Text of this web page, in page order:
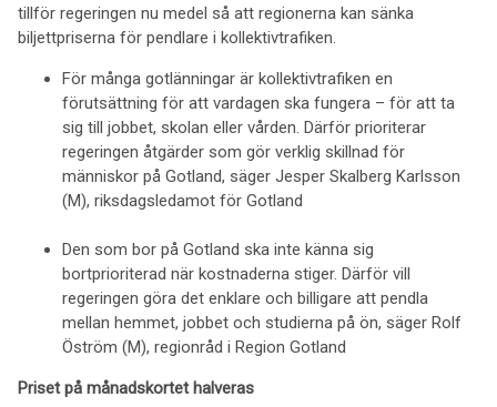
tillför regeringen nu medel så att regionerna kan sänka
biljettpriserna för pendlare i kollektivtrafiken.
För många gotlänningar är kollektivtrafiken en
förutsättning för att vardagen ska fungera – för att ta
sig till jobbet, skolan eller vården. Därför prioriterar
regeringen åtgärder som gör verklig skillnad för
människor på Gotland, säger Jesper Skalberg Karlsson
(M), riksdagsledamot för Gotland
Den som bor på Gotland ska inte känna sig
bortprioriterad när kostnaderna stiger. Därför vill
regeringen göra det enklare och billigare att pendla
mellan hemmet, jobbet och studierna på ön, säger Rolf
Öström (M), regionråd i Region Gotland
Priset på månadskortet halveras